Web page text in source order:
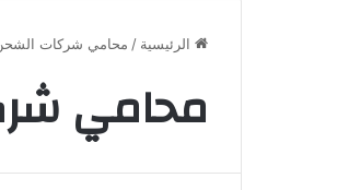
الرئيسية / محامي شركات
محامي